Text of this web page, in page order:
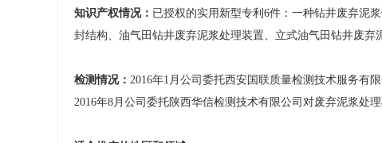
知识产权情况： 已授权的实用新型专利6件：一种钻井废弃泥
封结构、油气田钻井废弃泥浆处理装置、立式油气田钻井废弃
检测情况： 2016年1月公司委托西安国联质量检测技术服务有
2016年8月公司委托陕西华信检测技术有限公司对废弃泥浆处